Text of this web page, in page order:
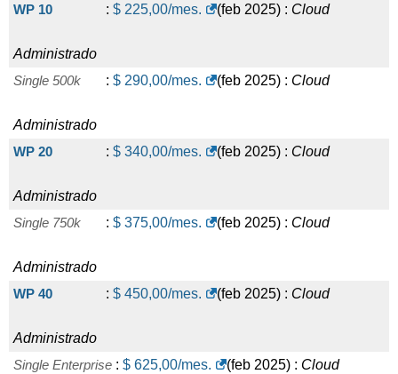
WP 10
: $ 225,00/mes. (feb 2025) : Cloud
Administrado
Single 500k
: $ 290,00/mes. (feb 2025) : Cloud
Administrado
WP 20
: $ 340,00/mes. (feb 2025) : Cloud
Administrado
Single 750k
: $ 375,00/mes. (feb 2025) : Cloud
Administrado
WP 40
: $ 450,00/mes. (feb 2025) : Cloud
Administrado
Single Enterprise : $ 625,00/mes. (feb 2025) : Cloud